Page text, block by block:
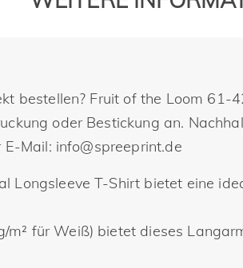
bestellen? Fruit of the Loom 61-
oder Bestickung an.
Mail: info@spreeprint.de
T-Shirt bietet eine
für Weiß) bietet dieses